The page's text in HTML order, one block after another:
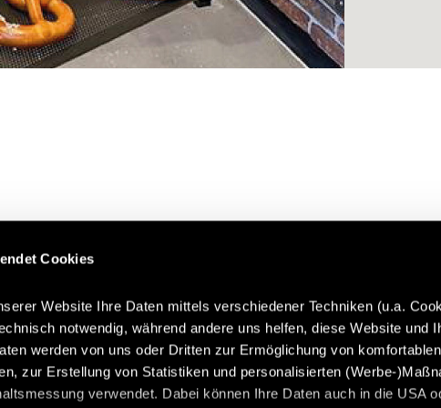
Cookies
Website Ihre Daten mittels verschiedener Techniken (u.a.
notwendig, während andere uns helfen, diese Website und
werden von uns oder Dritten zur Ermöglichung von komfortablen
zur Erstellung von Statistiken und personalisierten (Werbe-
verwendet. Dabei können Ihre Daten auch in die USA